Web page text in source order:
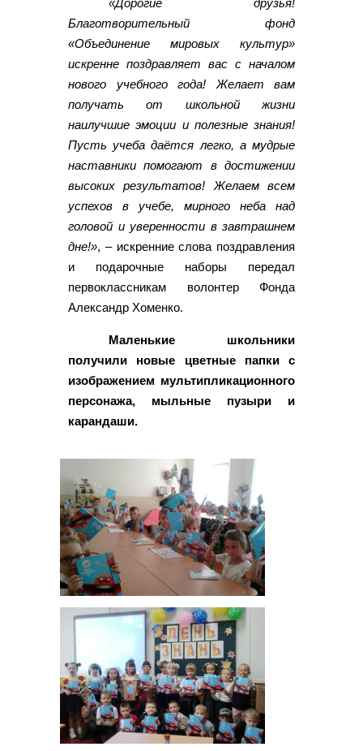
«Дорогие друзья!
Благотворительный фонд
«Объединение мировых культур»
искренне поздравляет вас с началом
нового учебного года! Желает вам
получать от школьной жизни
наилучшие эмоции и полезные знания!
Пусть учеба даётся легко, а мудрые
наставники помогают в достижении
высоких результатов! Желаем всем
успехов в учебе, мирного неба над
головой и уверенности в завтрашнем
дне!», – искренние слова поздравления
и подарочные наборы передал
первоклассникам волонтер Фонда
Александр Хоменко.
Маленькие школьники
получили новые цветные папки с
изображением мультипликационного
персонажа, мыльные пузыри и
карандаши.